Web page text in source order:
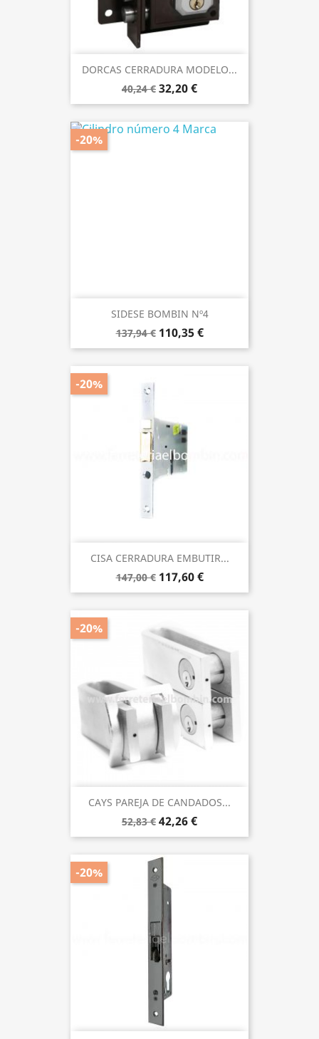
DORCAS CERRADURA MODELO...
40,24 € 32,20 €
SIDESE BOMBIN Nº4
137,94 € 110,35 €
-20%
CISA CERRADURA EMBUTIR...
147,00 € 117,60 €
-20%
CAYS PAREJA DE CANDADOS...
52,83 € 42,26 €
-20%
-20%